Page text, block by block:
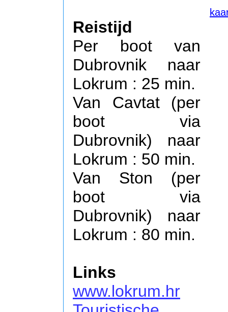
Reistijd
Per boot van
Dubrovnik naar
Lokrum : 25 min.
Van Cavtat (per
boot via
Dubrovnik) naar
Lokrum : 50 min.
Van Ston (per
boot via
Dubrovnik) naar
Lokrum : 80 min.
Links
www.lokrum.hr